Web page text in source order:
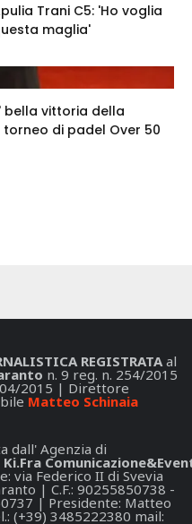
Trani C5: 'Ho voglia
maglia'
bella vittoria della
di padel Over 50
REGISTRATAal
n. 9 reg. n. 254/2015
2015 | Direttore
Matteo Schinaia
dall' Agenzia di
Ki.Fra
via Federico II di Svevia
| C.F.: 90255850738 -
| Presidente: Matteo
(+39) 3485222380 mail: